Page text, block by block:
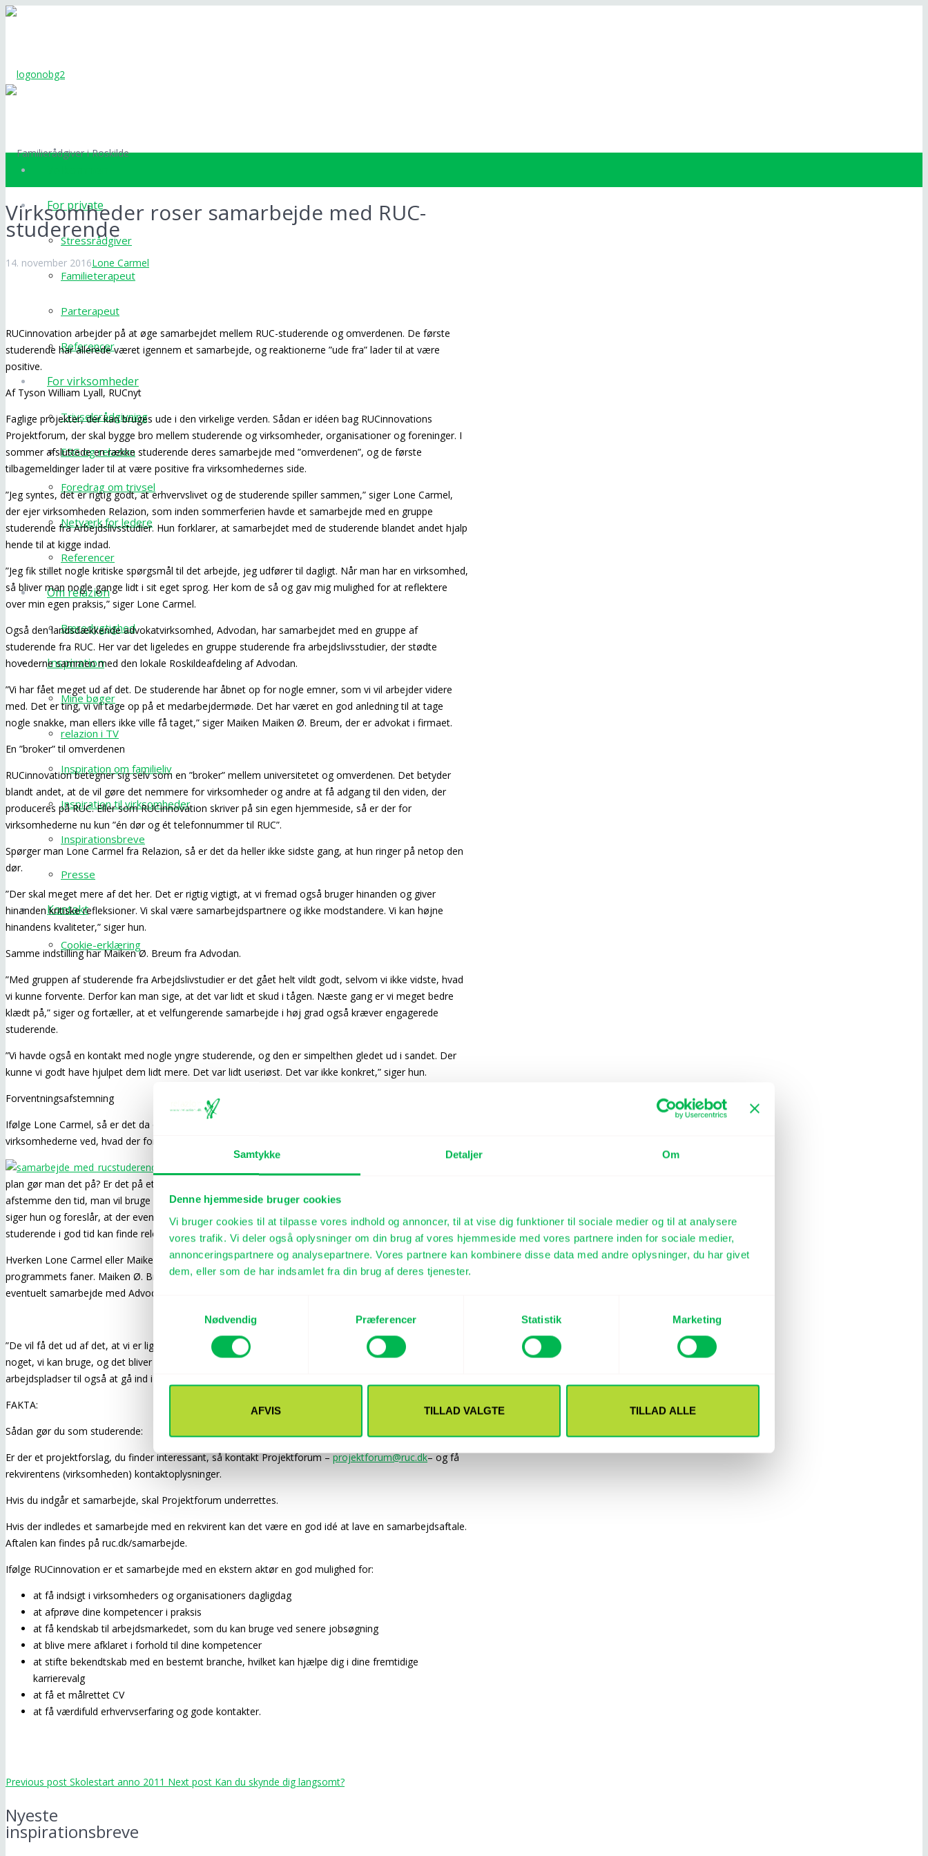
Samtykke Detaljer Om
Denne hjemmeside bruger cookies
Vi bruger cookies til at tilpasse vores indhold og annoncer, til at vise dig funktioner til sociale medier og til at analysere
vores trafik. Vi deler også oplysninger om din brug af vores hjemmeside med vores partnere inden for sociale medier,
annonceringspartnere og analysepartnere. Vores partnere kan kombinere disse data med andre oplysninger, du har givet
dem, eller som de har indsamlet fra din brug af deres tjenester.
Nødvendig
Præferencer Statistik Marketing
AFVIS TILLAD VALGTE TILLAD ALLE
For private
Stressrådgiver
Familieterapeut
Parterapeut
Referencer
For virksomheder
Trivselsrådgivning
ESG og relazion
Foredrag om trivsel
Netværk for ledere
Referencer
Om relazion
Bæredygtighed
Inspiration
Mine bøger
relazion i TV
Inspiration om familieliv
Inspiration til virksomheder
Inspirationsbreve
Presse
Kontakt
Cookie-erklæring
Virksomheder roser samarbejde med RUC-
studerende
14. november 2016Lone Carmel
RUCinnovation arbejder på at øge samarbejdet mellem RUC-studerende og omverdenen. De første
studerende har allerede været igennem et samarbejde, og reaktionerne ”ude fra” lader til at være
positive.
Af Tyson William Lyall, RUCnyt
Faglige projekter, der kan bruges ude i den virkelige verden. Sådan er idéen bag RUCinnovations
Projektforum, der skal bygge bro mellem studerende og virksomheder, organisationer og foreninger. I
sommer afsluttede en række studerende deres samarbejde med ”omverdenen”, og de første
tilbagemeldinger lader til at være positive fra virksomhedernes side.
”Jeg syntes, det er rigtig godt, at erhvervslivet og de studerende spiller sammen,” siger Lone Carmel,
der ejer virksomheden Relazion, som inden sommerferien havde et samarbejde med en gruppe
studerende fra Arbejdslivsstudier. Hun forklarer, at samarbejdet med de studerende blandet andet hjalp
hende til at kigge indad.
”Jeg fik stillet nogle kritiske spørgsmål til det arbejde, jeg udfører til dagligt. Når man har en virksomhed,
så bliver man nogle gange lidt i sit eget sprog. Her kom de så og gav mig mulighed for at reflektere
over min egen praksis,” siger Lone Carmel.
Også den landsdækkende advokatvirksomhed, Advodan, har samarbejdet med en gruppe af
studerende fra RUC. Her var det ligeledes en gruppe studerende fra arbejdslivsstudier, der stødte
hovederne sammen med den lokale Roskildeafdeling af Advodan.
”Vi har fået meget ud af det. De studerende har åbnet op for nogle emner, som vi vil arbejder videre
med. Det er ting, vi vil tage op på et medarbejdermøde. Det har været en god anledning til at tage
nogle snakke, man ellers ikke ville få taget,” siger Maiken Maiken Ø. Breum, der er advokat i firmaet.
En ”broker” til omverdenen
RUCinnovation betegner sig selv som en ”broker” mellem universitetet og omverdenen. Det betyder
blandt andet, at de vil gøre det nemmere for virksomheder og andre at få adgang til den viden, der
produceres på RUC. Eller som RUCinnovation skriver på sin egen hjemmeside, så er der for
virksomhederne nu kun ”én dør og ét telefonnummer til RUC”.
Spørger man Lone Carmel fra Relazion, så er det da heller ikke sidste gang, at hun ringer på netop den
dør.
”Der skal meget mere af det her. Det er rigtig vigtigt, at vi fremad også bruger hinanden og giver
hinanden kritiske refleksioner. Vi skal være samarbejdspartnere og ikke modstandere. Vi kan højne
hinandens kvaliteter,” siger hun.
Samme indstilling har Maiken Ø. Breum fra Advodan.
”Med gruppen af studerende fra Arbejdslivstudier er det gået helt vildt godt, selvom vi ikke vidste, hvad
vi kunne forvente. Derfor kan man sige, at det var lidt et skud i tågen. Næste gang er vi meget bedre
klædt på,” siger og fortæller, at et velfungerende samarbejde i høj grad også kræver engagerede
studerende.
”Vi havde også en kontakt med nogle yngre studerende, og den er simpelthen gledet ud i sandet. Der
kunne vi godt have hjulpet dem lidt mere. Det var lidt useriøst. Det var ikke konkret,” siger hun.
Forventningsafstemning
Ifølge Lone Carmel, så er det da også vigtigt for et samarbejde, at både de studerende og
virksomhederne ved, hvad der forventes af hinanden.
plan gør man det på? Er det på et praktisk plan eller et teoretisk plan? Man skal være god til også at
afstemme den tid, man vil bruge på det. Det har vi dog været gode til i det samarbejde, jeg har haft,”
siger hun og foreslår, at der eventuelt kunne udarbejdes et katalog over virksomheder, så de
studerende i god tid kan finde relevante samarbejdspartnere i erhvervslivet.
Hverken Lone Carmel eller Maiken Ø. Breum er i tvivl om, at de studerende roligtkan melde sig under
programmets faner. Maiken Ø. Breum beskriver således, hvad de studerende ville kunne forvente af et
eventuelt samarbejde med Advodan.
”De vil få det ud af det, at vi er lige så engageret som de er. Det bliver ikke fiktive projekter. Det bliver
noget, vi kan bruge, og det bliver noget, de kan bruge,” siger hun og opfordrer samtidig alle
arbejdspladser til også at gå ind i projektet.
FAKTA:
Sådan gør du som studerende:
Er der et projektforslag, du finder interessant, så kontakt Projektforum –projektforum@ruc.dk– og få
rekvirentens (virksomheden) kontaktoplysninger.
Hvis du indgår et samarbejde, skal Projektforum underrettes.
Hvis der indledes et samarbejde med en rekvirent kan det være en god idé at lave en samarbejdsaftale.
Aftalen kan findes på ruc.dk/samarbejde.
Ifølge RUCinnovation er et samarbejde med en ekstern aktør en god mulighed for:
at få indsigt i virksomheders og organisationers dagligdag
at afprøve dine kompetencer i praksis
at få kendskab til arbejdsmarkedet, som du kan bruge ved senere jobsøgning
at blive mere afklaret i forhold til dine kompetencer
at stifte bekendtskab med en bestemt branche, hvilket kan hjælpe dig i dine fremtidige
karrierevalg
at få et målrettet CV
at få værdifuld erhvervserfaring og gode kontakter.
Previous post Skolestart anno 2011 Next post Kan du skynde dig langsomt?
Nyeste
inspirationsbreve